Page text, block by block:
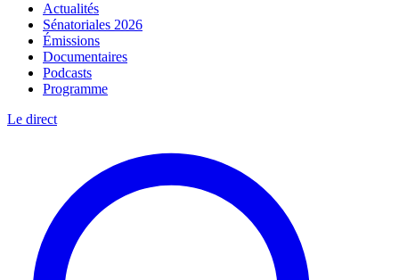
Actualités
Sénatoriales 2026
Émissions
Documentaires
Podcasts
Programme
Le direct